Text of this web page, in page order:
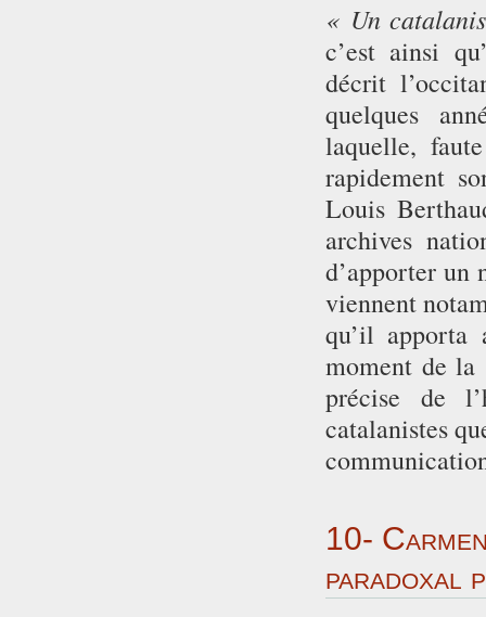
« Un
c’est ainsi
décrit
quelques
laquelle,
rapidement
Louis
archives
d’apporter un
viennent
qu’il apporta
moment de la
précise de
catalanistes
10-
paradoxal